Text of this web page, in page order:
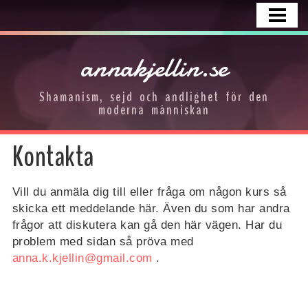
OM OSS
KONTAKTA
annakjellin.se
Shamanism, sejd och andlighet för den
moderna människan
Kontakta
Vill du anmäla dig till eller fråga om någon kurs så
skicka ett meddelande här. Även du som har andra
frågor att diskutera kan gå den här vägen. Har du
problem med sidan så pröva med
anna.k.kjellin@gmail.com .